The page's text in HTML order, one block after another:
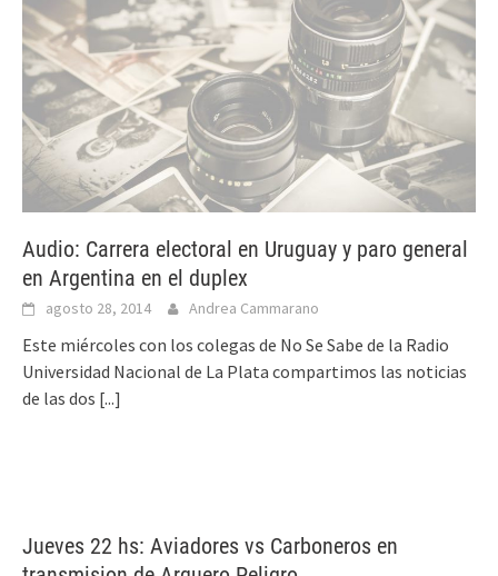
Audio: Carrera electoral en Uruguay y paro general
en Argentina en el duplex
agosto 28, 2014 Andrea Cammarano
Este miércoles con los colegas de No Se Sabe de la Radio
Universidad Nacional de La Plata compartimos las noticias
de las dos [...]
Jueves 22 hs: Aviadores vs Carboneros en